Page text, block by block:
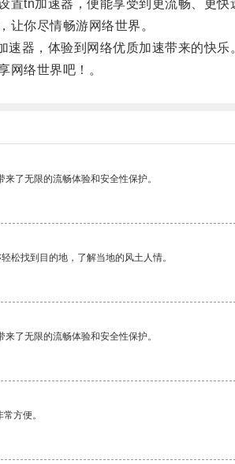
tn加速器，便能享受到更流畅、更快
你尽情畅游网络世界。
器，体验到网络优质加速带来的快乐
络世界吧！。
了无限的流畅体验和安全性保护。
松找到目的地，了解当地的风土人情。
了无限的流畅体验和安全性保护。
方便。